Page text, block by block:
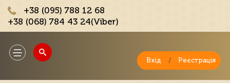
+38 (095) 788 12 68
+38 (068) 784 43 24(Viber)
Toggle
navigation
Вхід / Реєстрація